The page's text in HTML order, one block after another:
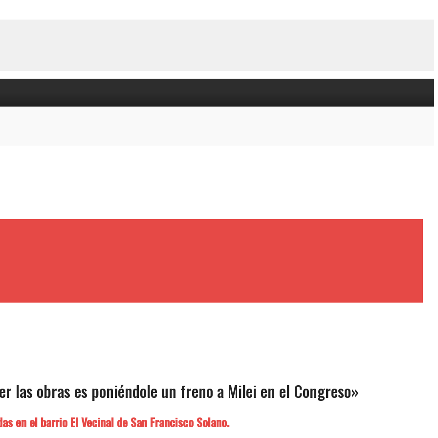
las obras es poniéndole un freno a Milei en el Congreso»
en el barrio El Vecinal de San Francisco Solano.